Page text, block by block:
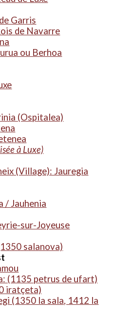
Garris
de Navarre
ou Berhoa
(Ospitalea)
à Luxe)
(Village): Jauregia
/ Jauhenia
sur-Joyeuse
salanova)
(1135 petrus de ufart)
iratçeta)
(1350 la sala, 1412 la